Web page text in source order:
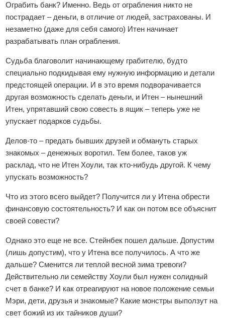
Ограбить банк? Именно. Ведь от ограбления никто не
пострадает – деньги, в отличие от людей, застрахованы. И
незаметно (даже для себя самого) Итен начинает
разрабатывать план ограбления.
Судьба благоволит начинающему грабителю, будто
специально подкидывая ему нужную информацию и детали
предстоящей операции. И в это время подворачивается
другая возможность сделать деньги, и Итен – нынешний
Итен, упрятавший свою совесть в ящик – теперь уже не
упускает подарков судьбы.
Делов-то – предать бывших друзей и обмануть старых
знакомых – денежных воротил. Тем более, таков уж
расклад, что не Итен Хоули, так кто-нибудь другой. К чему
упускать возможность?
Что из этого всего выйдет? Получится ли у Итена обрести
финансовую состоятельность? И как он потом все объяснит
своей совести?
Однако это еще не все. Стейнбек пошел дальше. Допустим
(лишь допустим), что у Итена все получилось. А что же
дальше? Сменится ли теплой весной зима тревоги?
Действительно ли семейству Хоули был нужен солидный
счет в банке? И как отреагируют на новое положение семьи
Мэри, дети, друзья и знакомые? Какие монстры выползут на
свет божий из их тайников души?